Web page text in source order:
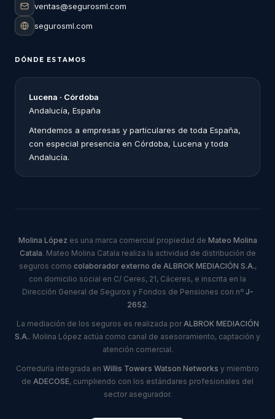
ventas@segurosml.com
segurosml.com
DÓNDE ESTAMOS
Lucena · Córdoba
Andalucía, España
Atendemos a empresas y particulares de toda España,
con especial presencia en Córdoba, Lucena y toda
Andalucía.
Molina López es una marca comercial propiedad de Mateo Molina
Catala. Mateo Molina Catala realiza la actividad de distribución de
seguros como colaborador externo de ALBROK MEDIACIÓN S.A.,
con domicilio social en C/ Ceres, 21, Cáceres, e inscrita en la
Dirección General de Seguros y Fondos de Pensiones con nº J-
2652.
La mediación de los seguros es realizada por ALBROK MEDIACIÓN
S.A.. Molina López actúa como canal de asesoramiento, captación y
atención comercial.
Correduría integrada en Willis Towers Watson Networks y miembro
de ADECOSE, cumpliendo con los estándares profesionales del
sector asegurador.